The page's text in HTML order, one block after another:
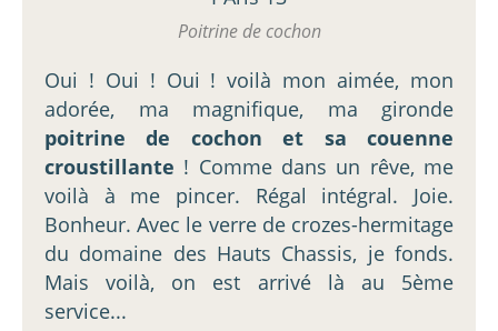
Poitrine de cochon
Oui ! Oui ! Oui ! voilà mon aimée, mon
adorée, ma magnifique, ma gironde
poitrine de cochon et sa couenne
croustillante ! Comme dans un rêve, me
voilà à me pincer. Régal intégral. Joie.
Bonheur. Avec le verre de crozes-hermitage
du domaine des Hauts Chassis, je fonds.
Mais voilà, on est arrivé là au 5ème
service...